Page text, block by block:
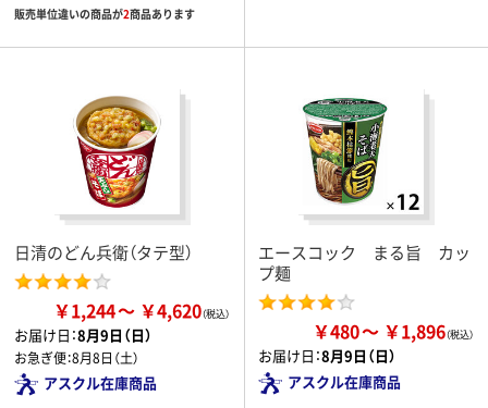
販売単位違いの商品が2商品あります
日清のどん兵衛（タテ型）
￥1,244 ￥4,620
お届け日：8月9日（日）
お急ぎ便：8月8日（土）
アスクル在庫商品
エースコック まる旨 カッ
プ麺
￥480 ￥1,896
お届け日：8月9日（日）
アスクル在庫商品